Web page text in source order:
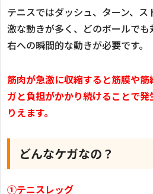
テニスではダッシュ、ターン、
激な動きが多く、どのボールで
右への瞬間的な動きが必要です。
筋肉が急激に収縮すると筋膜や
ガと負担がかかり続けることで
りえます。
どんなケガなの？
①テニスレッグ